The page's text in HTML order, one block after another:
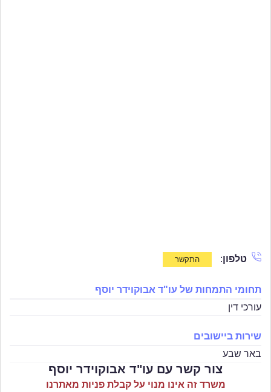
טלפון:
תחומי התמחות של עו"ד אבוקוידר יוסף
עורכי דין
שירות ביישובים
באר שבע
צור קשר עם עו"ד אבוקוידר יוסף
משרד זה אינו מנוי על קבלת פניות מאתרנו